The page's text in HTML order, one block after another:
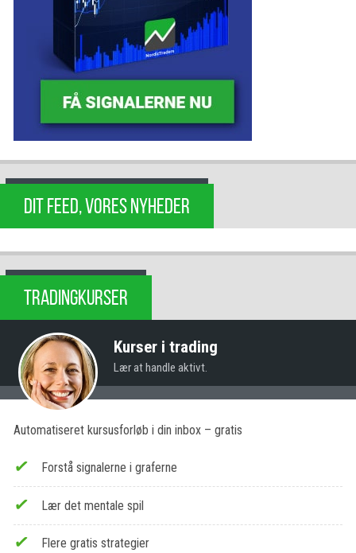
DIT FEED, VORES NYHEDER
TRADINGKURSER
Kurser i trading
Lær at handle aktivt.
Automatiseret kursusforløb i din inbox – gratis
Forstå signalerne i graferne
Lær det mentale spil
Flere gratis strategier